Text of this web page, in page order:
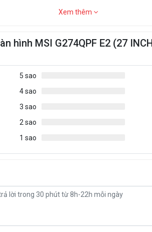
Xem thêm
hình MSI G274QPF E2 (27
5 sao
4 sao
3 sao
2 sao
1 sao